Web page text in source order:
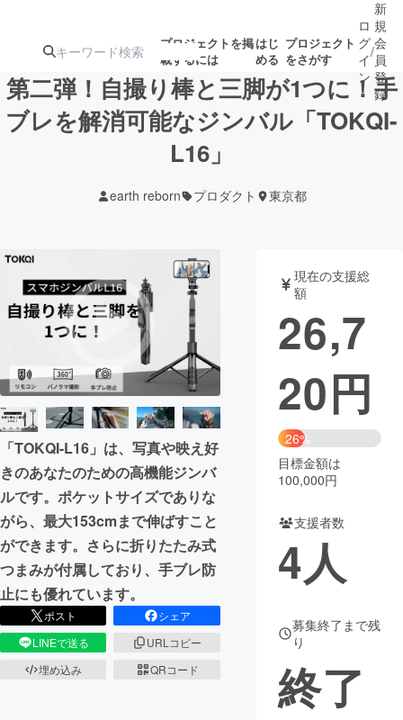
プロジェクトを掲
載するには
はじ
める
プロジェクト
をさがす
注目の新着プロ 募集終了が近いプ
テクノロジー・ガジェット
映像・映画 書籍・雑誌
ビジネス・起業 チャレンジ
まちづくり・地域活性化
CAMPFIRE for Social Good
CAMPFIRE Creation
CAMPFIREふるさと納税machi-ya コミュニティ
ロ
グ
イ
ン
/
新
規
会
員
登
録
第二弾！自撮り棒と三脚が1つに！手
ブレを解消可能なジンバル「TOKQI-
L16」
earth reborn プロダクト 東京都
「TOKQI-L16」は、写真や映え好
きのあなたのための高機能ジンバ
ルです。ポケットサイズでありな
がら、最大153cmまで伸ばすこと
ができます。さらに折りたたみ式
つまみが付属しており、手ブレ防
止にも優れています。
ポスト
シェア
LINEで送る
URLコピー
埋め込み
QRコード
現在の支援総
額
26,7
20円
26%
目標金額は
100,000円
支援者数
4人
募集終了まで残
り
終了